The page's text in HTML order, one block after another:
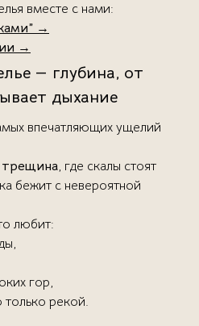
вместе с нами:
→
→
— глубина, от
дыхание
впечатляющих ущелий
трещина, где скалы стоят
бежит с невероятной
любит:
гор,
рекой.